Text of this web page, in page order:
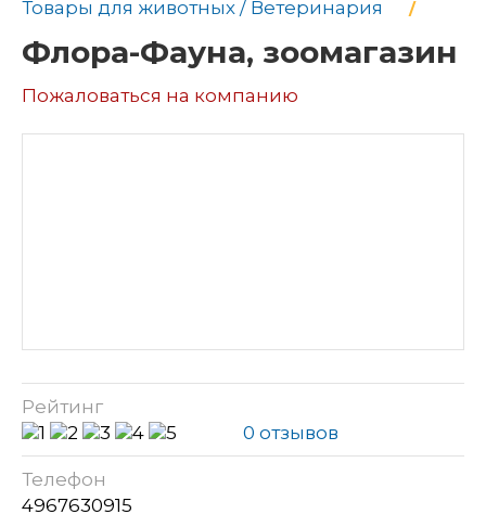
Товары для животных / Ветеринария
Флора-Фауна, зоомагазин
Пожаловаться на компанию
Рейтинг
0 отзывов
Телефон
4967630915